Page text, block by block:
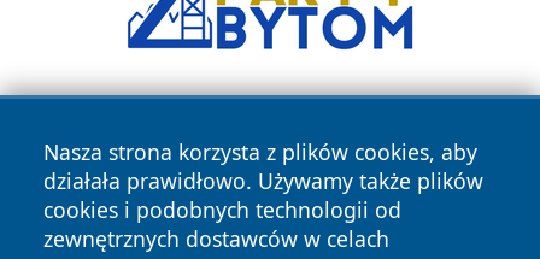
Nasza strona korzysta z plików cookies, aby
działała prawidłowo. Używamy także plików
cookies i podobnych technologii od
zewnętrznych dostawców w celach
Copyright © 2026 leszczynski24.pl Wszystkie prawa